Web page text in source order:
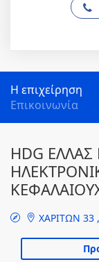
Η επιχείρηση
Επικοινωνία
HDG
ΧΑΡΙΤΩΝ